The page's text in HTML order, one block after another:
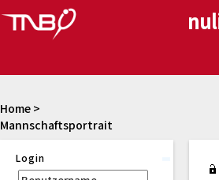
Mannschaftsportrait
Home >
Login